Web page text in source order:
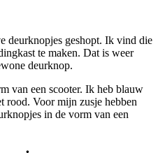
deurknopjes geshopt. Ik vind die
te maken. Dat is weer
deurknop.
van een scooter. Ik heb blauw
rood. Voor mijn zusje hebben
in de vorm van een